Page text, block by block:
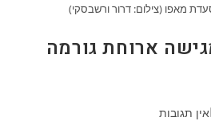
מאפו (צילום: דרור ורשבסקי)
ארוחת גורמה
אין תגובות